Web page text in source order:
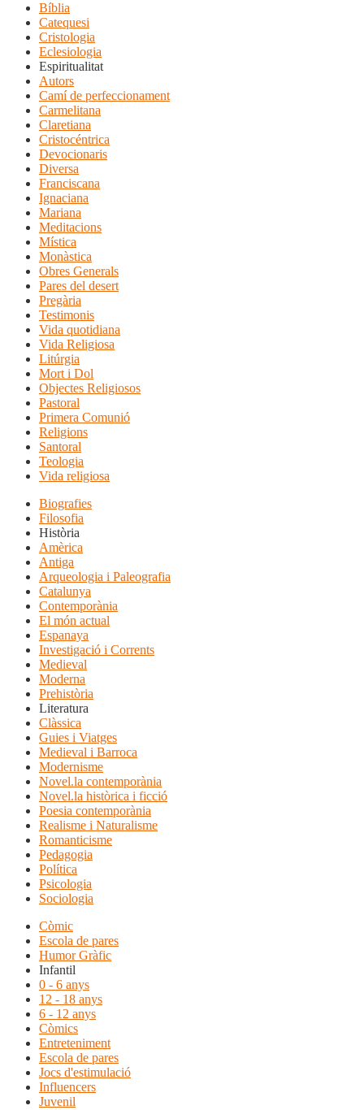
Bíblia
Catequesi
Cristologia
Eclesiologia
Espiritualitat
Autors
Camí de perfeccionament
Carmelitana
Claretiana
Cristocéntrica
Devocionaris
Diversa
Franciscana
Ignaciana
Mariana
Meditacions
Mística
Monàstica
Obres Generals
Pares del desert
Pregària
Testimonis
Vida quotidiana
Vida Religiosa
Litúrgia
Mort i Dol
Objectes Religiosos
Pastoral
Primera Comunió
Religions
Santoral
Teologia
Vida religiosa
Biografies
Filosofia
Història
Amèrica
Antiga
Arqueologia i Paleografia
Catalunya
Contemporània
El món actual
Espanaya
Investigació i Corrents
Medieval
Moderna
Prehistòria
Literatura
Clàssica
Guies i Viatges
Medieval i Barroca
Modernisme
Novel.la contemporània
Novel.la històrica i ficció
Poesia contemporània
Realisme i Naturalisme
Romanticisme
Pedagogia
Política
Psicologia
Sociologia
Còmic
Escola de pares
Humor Gràfic
Infantil
0 - 6 anys
12 - 18 anys
6 - 12 anys
Còmics
Entreteniment
Escola de pares
Jocs d'estimulació
Influencers
Juvenil